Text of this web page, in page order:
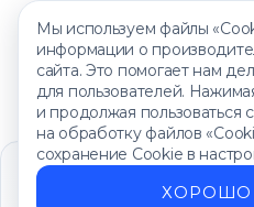
Мы используем файлы
информации о
сайта. Это помогает нам
для пользователей.
и продолжая пользоваться
на обработку файлов
сохранение Cookie в
ХОРОШО
Единый контакт-центр
+7 (499) 450-88-89
Ежедневно с 8:00 до 20:00